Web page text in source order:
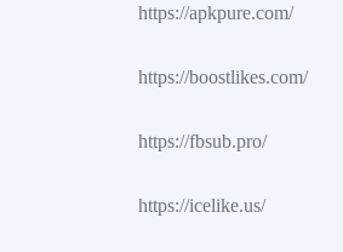
https://apkpure.com/
https://boostlikes.com/
https://fbsub.pro/
https://icelike.us/